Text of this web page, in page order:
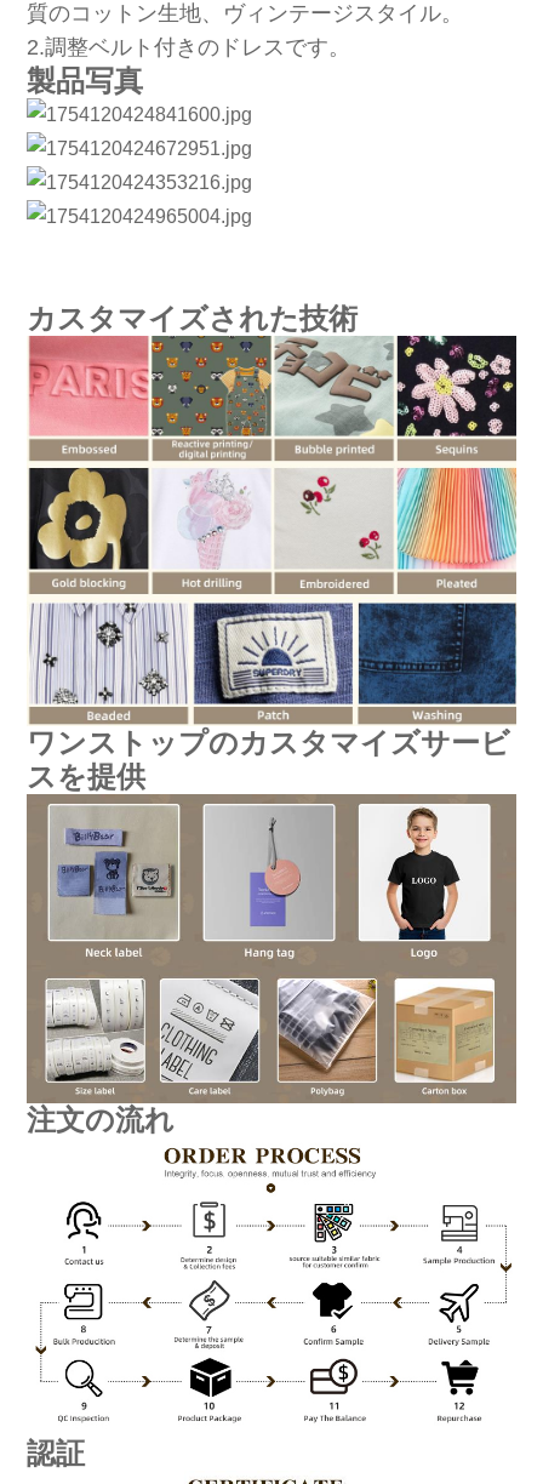
質のコットン生地、ヴィンテージスタイル。
2.調整ベルト付きのドレスです。
製品写真
カスタマイズされた技術
ワンストップのカスタマイズサービ
スを提供
注文の流れ
認証